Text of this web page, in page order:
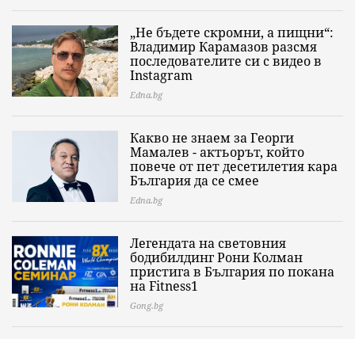
„Не бъдете скромни, а пищни“:
Владимир Карамазов разсмя
последователите си с видео в
Instagram
Edna.bg
Какво не знаем за Георги
Мамалев - актьорът, който
повече от пет десетилетия кара
България да се смее
Edna.bg
Легендата на световния
бодибилдинг Рони Колман
пристига в България по покана
на Fitness1
Gong.bg